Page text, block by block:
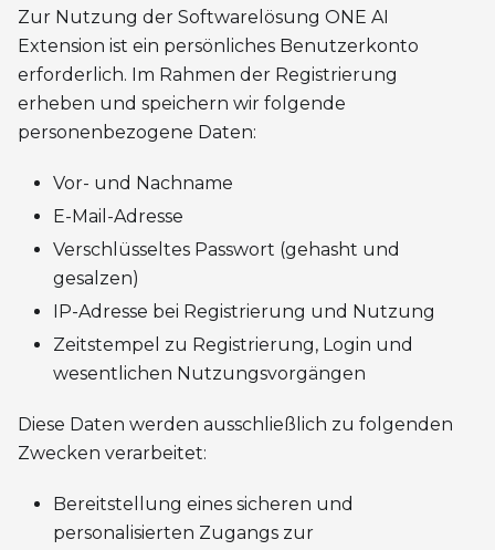
Zur Nutzung der Softwarelösung ONE AI
Extension ist ein persönliches Benutzerkonto
erforderlich. Im Rahmen der Registrierung
erheben und speichern wir folgende
personenbezogene Daten:
Vor- und Nachname
E-Mail-Adresse
Verschlüsseltes Passwort (gehasht und
gesalzen)
IP-Adresse bei Registrierung und Nutzung
Zeitstempel zu Registrierung, Login und
wesentlichen Nutzungsvorgängen
Diese Daten werden ausschließlich zu folgenden
Zwecken verarbeitet:
Bereitstellung eines sicheren und
personalisierten Zugangs zur